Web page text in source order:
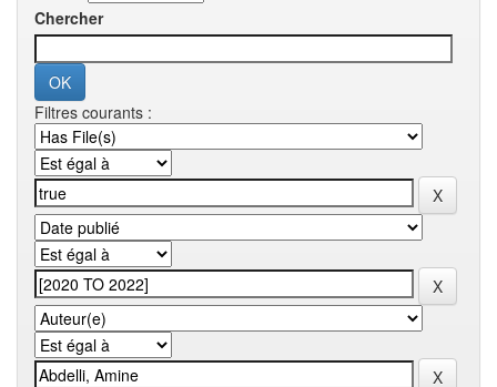
Chercher
Filtres courants :